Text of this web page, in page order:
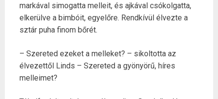
markával simogatta melleit, és ajkával csókolgatta,
elkerülve a bimbóit, egyelőre. Rendkívül élvezte a
sztár puha finom bőrét.
– Szereted ezeket a melleket? – sikoltotta az
élvezettől Linds – Szereted a gyönyörű, híres
melleimet?